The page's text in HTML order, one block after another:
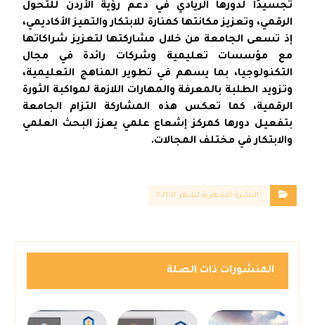
تجسيدًا لدورها الريادي في دعم رؤية الأردن للتحول
الرقمي، وتعزيز مكانتها كمنارة للابتكار والتميز الأكاديمي،
إذ تسعى الجامعة من خلال مشاركتها لتعزيز شراكاتها
مع مؤسسات تعليمية وشركات رائدة في مجال
التكنولوجيا، بما يسهم في تطوير المناهج التعليمية،
وتزويد الطلبة بالمعرفة والمهارات اللازمة لمواكبة الثورة
الرقمية، كما تعكس هذه المشاركة التزام الجامعة
بتفعيل دورها كمركز إشعاع علمي يعزز البحث العلمي
والابتكار في مختلف المجالات.
النشرة الشهرية لشهر ١٢ ٢٠٢٤
المنشورات ذات الصلة